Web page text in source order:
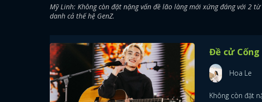
Mỹ Linh: Không còn đặt nặng vấn đề lão làng mới xứng đáng với 2
danh cả thế hệ GenZ.
Đề cử Cống
Hoa Le
Không còn đặt